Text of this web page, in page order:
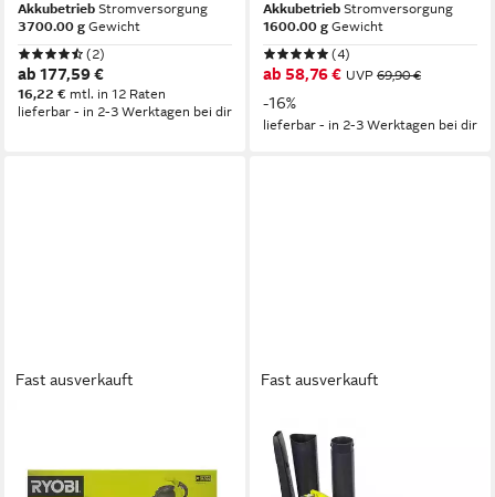
Akkubetrieb Stromversorgung
3700.00 g Gewicht
(2)
ab 177,59 €
16,22 € mtl. in 12 Raten
lieferbar - in 2-3 Werktagen bei dir
Akkubetrieb Stromversorgung
1600.00 g Gewicht
(4)
ab 58,76 € UVP 69,90 €
-16%
lieferbar - in 2-3 Werktagen bei dir
Fast ausverkauft
RBV3000CESV Elektro-
Fast ausverkauft
Akku-Laubsauger Ryobi
RBV3000CSV – 3-in-1